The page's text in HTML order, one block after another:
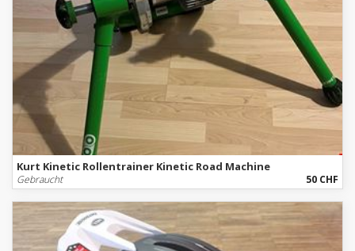
Kurt Kinetic Rollentrainer Kinetic Road Machine
Gebraucht 50 CHF